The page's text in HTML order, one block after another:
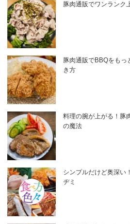
豚肉通販でワンランク
豚肉通販でBBQをもっ
き方
料理の腕が上がる！豚
の魔法
シンプルだけど奥深い
ヂミ